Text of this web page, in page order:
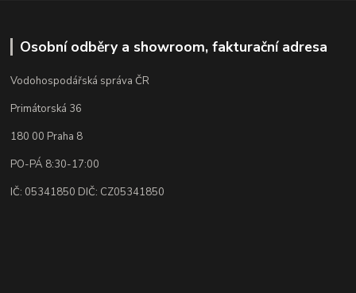
Osobní odběry a showroom, fakturační adresa
Vodohospodářská správa ČR
Primátorská 36
180 00 Praha 8
PO-PÁ 8:30-17:00
IČ: 05341850 DIČ: CZ05341850